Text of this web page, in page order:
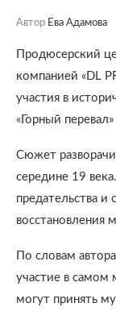
Автор Ева Адамова
Продюсерский
компанией «DL
участия в
«Горный
Сюжет
середине 19
предательства и
восстановления
По словам
участие в самом
могут принять